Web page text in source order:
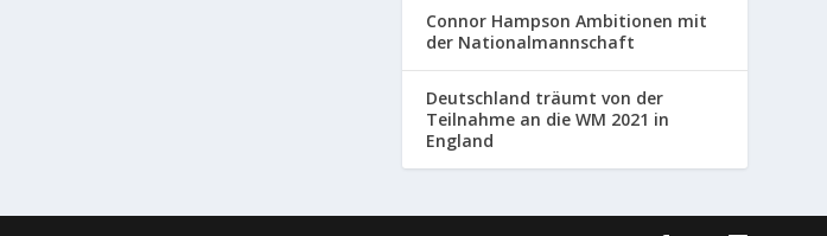
Connor Hampson Ambitionen mit
der Nationalmannschaft
Deutschland träumt von der
Teilnahme an die WM 2021 in
England